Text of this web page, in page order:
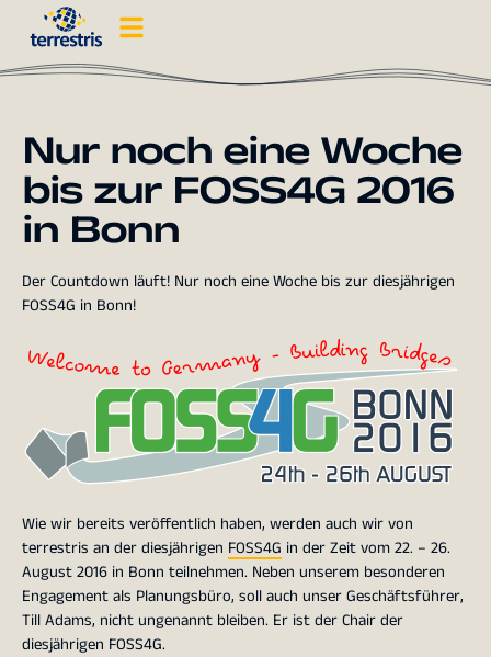
Nur noch eine Woche
bis zur FOSS4G 2016
in Bonn
Der Countdown läuft! Nur noch eine Woche bis zur diesjährigen
FOSS4G in Bonn!
Wie wir bereits veröffentlich haben, werden auch wir von
terrestris an der diesjährigen FOSS4G in der Zeit vom 22. – 26.
August 2016 in Bonn teilnehmen. Neben unserem besonderen
Engagement als Planungsbüro, soll auch unser Geschäftsführer,
Till Adams, nicht ungenannt bleiben. Er ist der Chair der
diesjährigen FOSS4G.